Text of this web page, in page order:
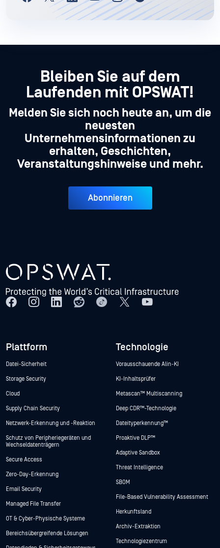
Bleiben Sie auf dem
Laufenden mit OPSWAT!
Melden Sie sich noch heute an, um die
neuesten
Unternehmensinformationen zu
erhalten, Geschichten,
Veranstaltungshinweise und mehr.
Abonnieren
Plattform
Datei-Sicherheit
Storage Security
Cloud
Supply Chain Security
Netzwerk-Erkennung und -Reaktion
Schutz von Peripheriegeräten und
Wechseldatenträgern
Secure Access
Zero-Day-Erkennung
Email Security
Managed File Transfer
OT & Cyber-Physische Systeme
Bereichsübergreifende Lösungen
Technologie
Vorausschauende Alin-KI
KI-Inhaltsprüfer
Metascan™ Multiscanning
Deep CDR™-Technologie
Dateityperkennung™
Proaktive DLP™
Adaptive Sandbox
Threat Intelligence
SBOM
File-Based Vulnerability Assessment
Herkunftsland
Archiv-Extraktion
Technologiezentrum